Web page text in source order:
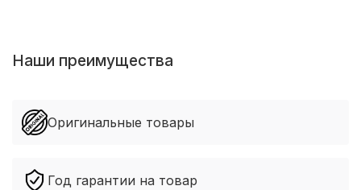
Наши преимущества
Оригинальные товары
Год гарантии на товар